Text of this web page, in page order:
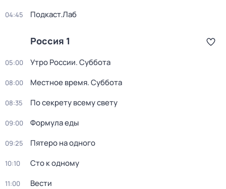
04:45 Подкаст.Лаб
Россия 1
05:00 Утро России. Суббота
08:00 Местное время. Суббота
08:35 По секрету всему свету
09:00 Формула еды
09:25 Пятеро на одного
10:10 Сто к одному
11:00 Вести